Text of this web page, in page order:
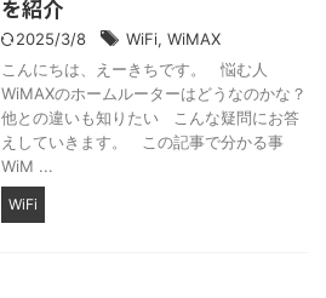
を紹介
2025/3/8 WiFi, WiMAX
こんにちは、えーきちです。 悩む人
WiMAXのホームルーターはどうなのかな？
他との違いも知りたい こんな疑問にお答
えしていきます。 この記事で分かる事
WiM ...
WiFi